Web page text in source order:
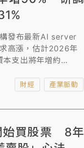
發布最新AI server
高漲，估計2026年
支出將年增約
意願明顯提高，加
年成長幅度，從原先
財經 產業脈動
始買股票 8年